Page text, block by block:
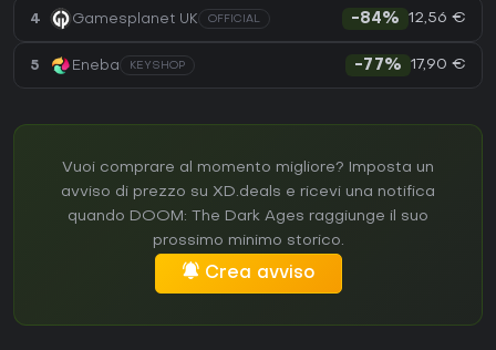
4 Gamesplanet UK OFFICIAL -84% 12,56 €
5 Eneba KEYSHOP -77% 17,90 €
Vuoi comprare al momento migliore? Imposta un
avviso di prezzo su XD.deals e ricevi una notifica
quando DOOM: The Dark Ages raggiunge il suo
prossimo minimo storico.
Crea avviso